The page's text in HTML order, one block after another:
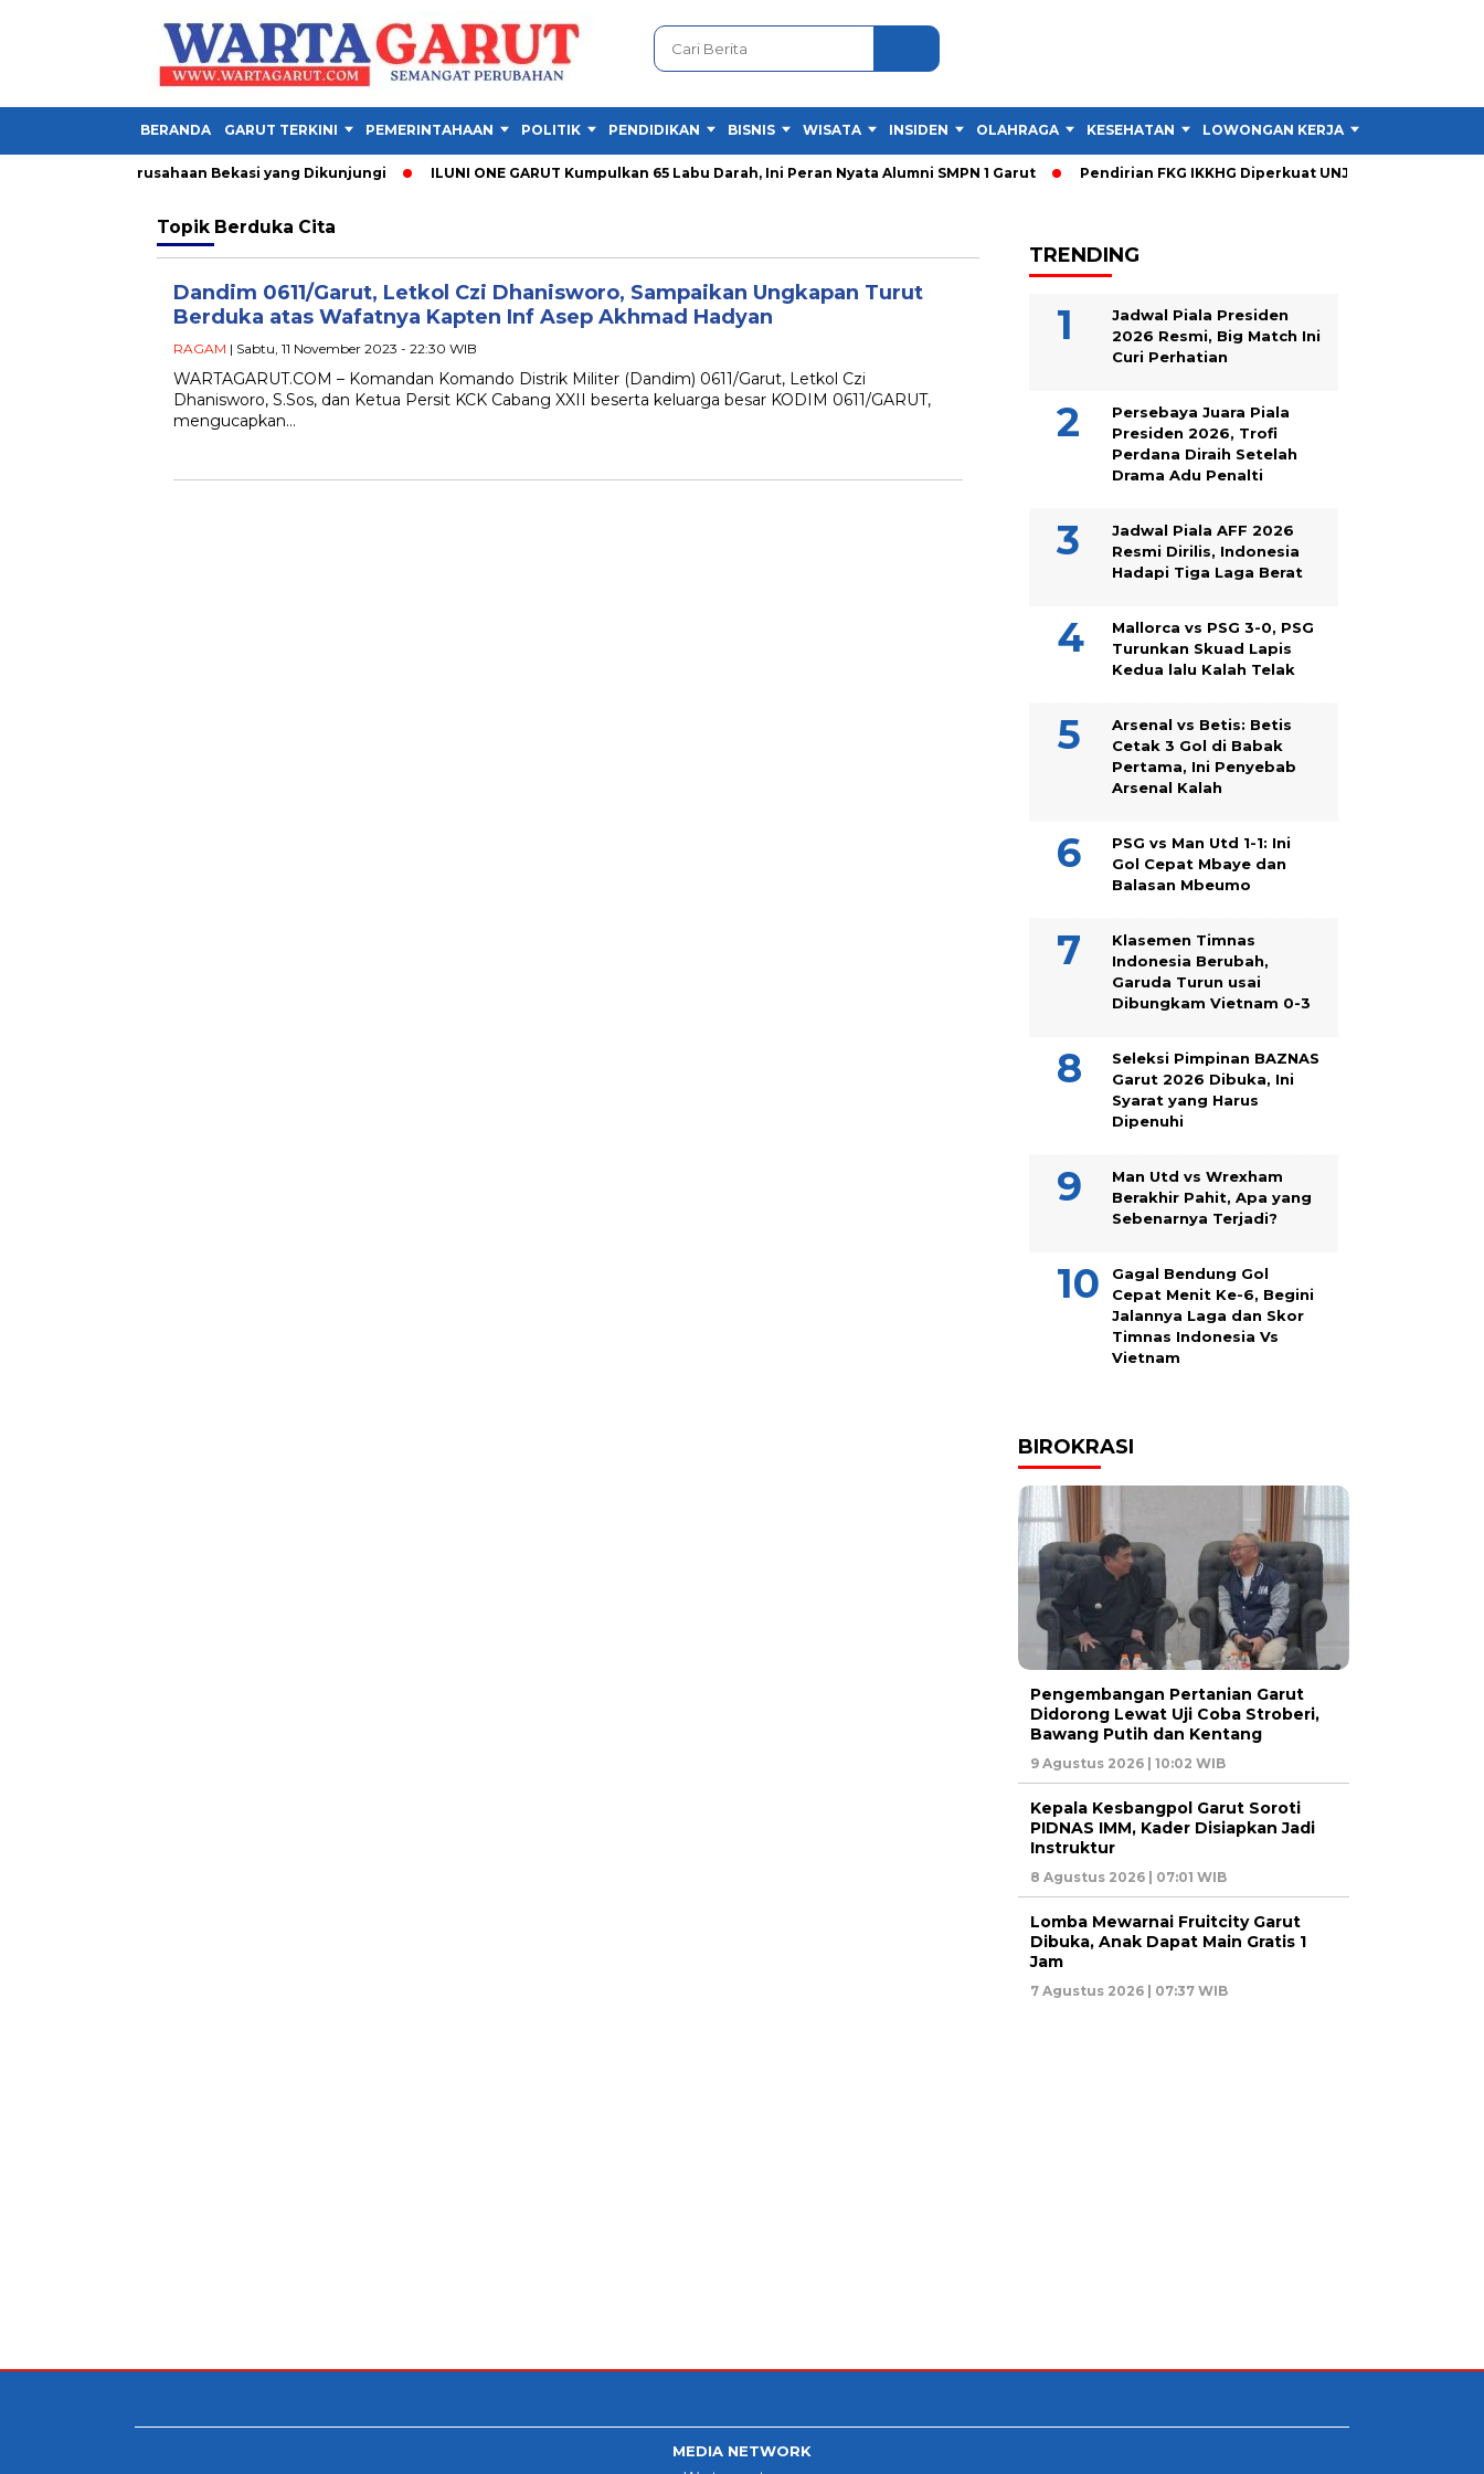
BERANDA GARUT TERKINI PEMERINTAHAAN POLITIK PENDIDIKAN BISNIS WISATA INSIDEN OLAHRAGA KESEHATAN LOWONGAN KERJA
Garut, Ini 3 Perusahaan Bekasi yang Dikunjungi ILUNI ONE GARUT Kumpulkan 65 Labu Darah, Ini Peran Nyata Alumni SMPN 1 Garut Pendirian FKG IKKHG Diperkuat UNJANI, Ini Langkah
Topik Berduka Cita
Dandim 0611/Garut, Letkol Czi Dhanisworo, Sampaikan Ungkapan Turut
Berduka atas Wafatnya Kapten Inf Asep Akhmad Hadyan
RAGAM | Sabtu, 11 November 2023 - 22:30 WIB
WARTAGARUT.COM – Komandan Komando Distrik Militer (Dandim) 0611/Garut, Letkol Czi
Dhanisworo, S.Sos, dan Ketua Persit KCK Cabang XXII beserta keluarga besar KODIM 0611/GARUT,
mengucapkan…
TRENDING
Jadwal Piala Presiden
2026 Resmi, Big Match Ini
Curi Perhatian
Persebaya Juara Piala
Presiden 2026, Trofi
Perdana Diraih Setelah
Drama Adu Penalti
Jadwal Piala AFF 2026
Resmi Dirilis, Indonesia
Hadapi Tiga Laga Berat
Mallorca vs PSG 3-0, PSG
Turunkan Skuad Lapis
Kedua lalu Kalah Telak
Arsenal vs Betis: Betis
Cetak 3 Gol di Babak
Pertama, Ini Penyebab
Arsenal Kalah
PSG vs Man Utd 1-1: Ini
Gol Cepat Mbaye dan
Balasan Mbeumo
Klasemen Timnas
Indonesia Berubah,
Garuda Turun usai
Dibungkam Vietnam 0-3
Seleksi Pimpinan BAZNAS
Garut 2026 Dibuka, Ini
Syarat yang Harus
Dipenuhi
Man Utd vs Wrexham
Berakhir Pahit, Apa yang
Sebenarnya Terjadi?
Gagal Bendung Gol
Cepat Menit Ke-6, Begini
Jalannya Laga dan Skor
Timnas Indonesia Vs
Vietnam
BIROKRASI
Pengembangan Pertanian Garut
Didorong Lewat Uji Coba Stroberi,
Bawang Putih dan Kentang
9 Agustus 2026 | 10:02 WIB
Kepala Kesbangpol Garut Soroti
PIDNAS IMM, Kader Disiapkan Jadi
Instruktur
8 Agustus 2026 | 07:01 WIB
Lomba Mewarnai Fruitcity Garut
Dibuka, Anak Dapat Main Gratis 1
Jam
7 Agustus 2026 | 07:37 WIB
MEDIA NETWORK